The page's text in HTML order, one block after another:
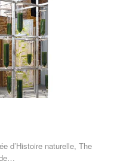
d’Histoire naturelle, The
…